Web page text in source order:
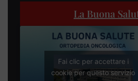
La Buona
Fai clic per accettare i
cookie per questo servizio